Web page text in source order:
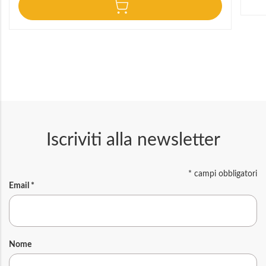
Iscriviti alla newsletter
* campi obbligatori
Email *
Nome